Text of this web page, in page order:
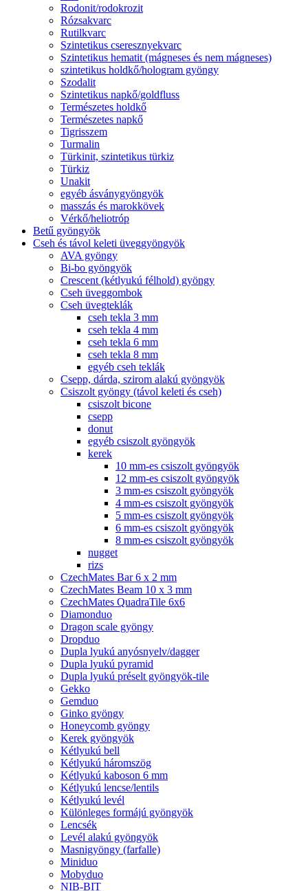
Rodonit/rodokrozit
Rózsakvarc
Rutilkvarc
Szintetikus cseresznyekvarc
Szintetikus hematit (mágneses és nem mágneses)
szintetikus holdkő/hologram gyöngy
Szodalit
Szintetikus napkő/goldfluss
Természetes holdkő
Természetes napkő
Tigrisszem
Turmalin
Türkinit, szintetikus türkiz
Türkiz
Unakit
egyéb ásványgyöngyök
masszás és marokkövek
Vérkő/heliotróp
Betű gyöngyök
Cseh és távol keleti üveggyöngyök
AVA gyöngy
Bi-bo gyöngyök
Crescent (kétlyukú félhold) gyöngy
Cseh üveggombok
Cseh üvegteklák
cseh tekla 3 mm
cseh tekla 4 mm
cseh tekla 6 mm
cseh tekla 8 mm
egyéb cseh teklák
Csepp, dárda, szirom alakú gyöngyök
Csiszolt gyöngy (távol keleti és cseh)
csiszolt bicone
csepp
donut
egyéb csiszolt gyöngyök
kerek
10 mm-es csiszolt gyöngyök
12 mm-es csiszolt gyöngyök
3 mm-es csiszolt gyöngyök
4 mm-es csiszolt gyöngyök
5 mm-es csiszolt gyöngyök
6 mm-es csiszolt gyöngyök
8 mm-es csiszolt gyöngyök
nugget
rizs
CzechMates Bar 6 x 2 mm
CzechMates Beam 10 x 3 mm
CzechMates QuadraTile 6x6
Diamonduo
Dragon scale gyöngy
Dropduo
Dupla lyukú anyósnyelv/dagger
Dupla lyukú pyramid
Dupla lyukú préselt gyöngyök-tile
Gekko
Gemduo
Ginko gyöngy
Honeycomb gyöngy
Kerek gyöngyök
Kétlyukú bell
Kétlyukú háromszög
Kétlyukú kaboson 6 mm
Kétlyukú lencse/lentils
Kétlyukú levél
Különleges formájú gyöngyök
Lencsék
Levél alakú gyöngyök
Masnigyöngy (farfalle)
Miniduo
Mobyduo
NIB-BIT